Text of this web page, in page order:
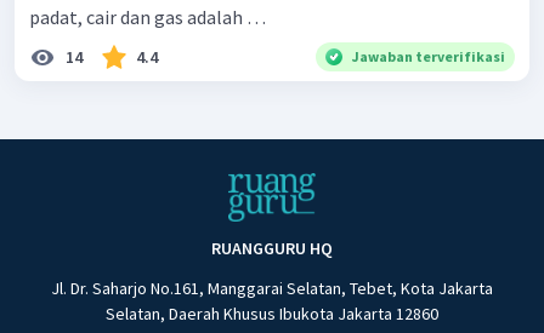
padat, cair dan gas adalah …
14 4.4 Jawaban terverifikasi
RUANGGURU HQ
Jl. Dr. Saharjo No.161, Manggarai Selatan, Tebet, Kota Jakarta
Selatan, Daerah Khusus Ibukota Jakarta 12860